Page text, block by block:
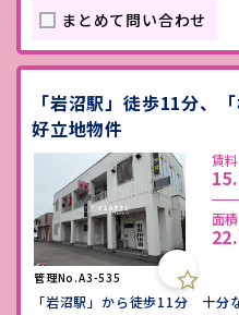
まとめて問い合わせ
「岩沼駅」徒歩11分、
好立地物件
管理No.A3-535
賃
面積
「岩沼駅」から徒歩11分 十分